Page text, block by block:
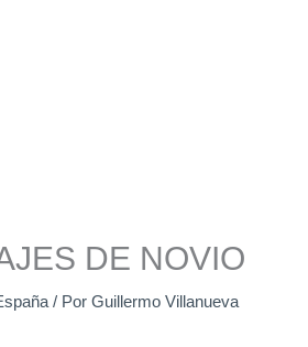
DE NOVIO
/ PorGuillermo Villanueva